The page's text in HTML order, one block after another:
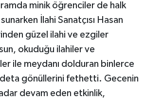
minik öğrenciler de halk
İlahi Sanatçısı Hasan
güzel ilahi ve ezgiler
okuduğu ilahiler ve
ile meydanı dolduran binlerce
gönüllerini fethetti. Gecenin
devam eden etkinlik,